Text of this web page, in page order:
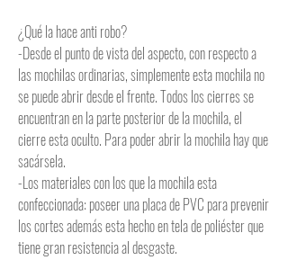
¿Qué la hace anti robo?
-Desde el punto de vista del aspecto, con respecto a
las mochilas ordinarias, simplemente esta mochila no
se puede abrir desde el frente. Todos los cierres se
encuentran en la parte posterior de la mochila, el
cierre esta oculto. Para poder abrir la mochila hay que
sacársela.
-Los materiales con los que la mochila esta
confeccionada: poseer una placa de PVC para prevenir
los cortes además esta hecho en tela de poliéster que
tiene gran resistencia al desgaste.